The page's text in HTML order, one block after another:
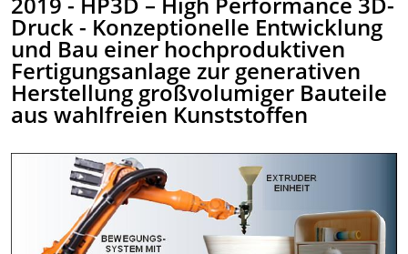
Druck - Konzeptionelle Entwicklung
und Bau einer hochproduktiven
Fertigungsanlage zur generativen
Herstellung großvolumiger Bauteile
aus wahlfreien Kunststoffen